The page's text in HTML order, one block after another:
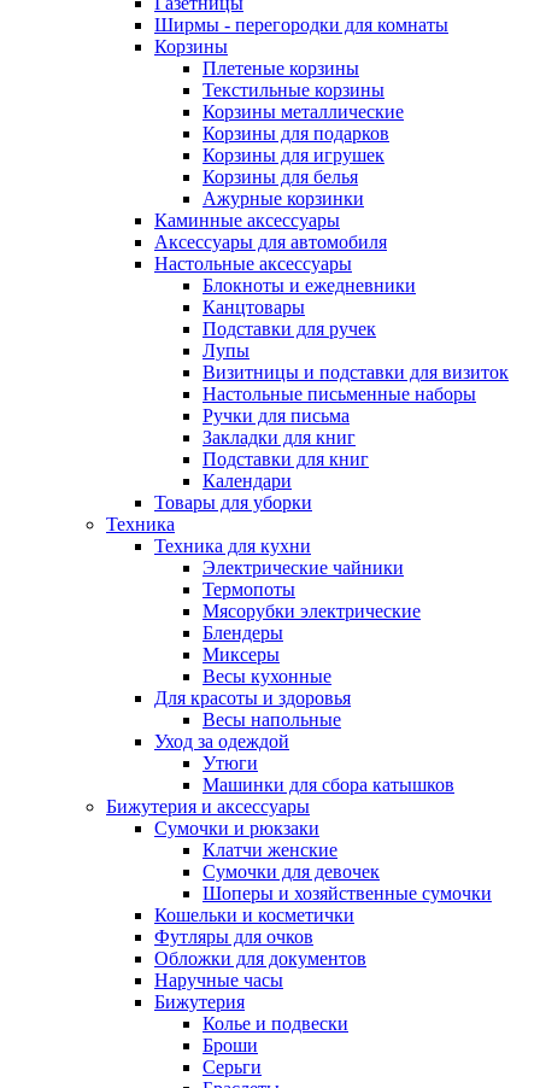
Ширмы - перегородки для комнаты
Корзины
Плетеные корзины
Текстильные корзины
Корзины металлические
Корзины для подарков
Корзины для игрушек
Корзины для белья
Ажурные корзинки
Каминные аксессуары
Аксессуары для автомобиля
Настольные аксессуары
Блокноты и ежедневники
Канцтовары
Подставки для ручек
Лупы
Визитницы и подставки для визиток
Настольные письменные наборы
Ручки для письма
Закладки для книг
Подставки для книг
Календари
Товары для уборки
Техника
Техника для кухни
Электрические чайники
Термопоты
Мясорубки электрические
Блендеры
Миксеры
Весы кухонные
Для красоты и здоровья
Весы напольные
Уход за одеждой
Утюги
Машинки для сбора катышков
Бижутерия и аксессуары
Сумочки и рюкзаки
Клатчи женские
Сумочки для девочек
Шоперы и хозяйственные сумочки
Кошельки и косметички
Футляры для очков
Обложки для документов
Наручные часы
Бижутерия
Колье и подвески
Броши
Серьги